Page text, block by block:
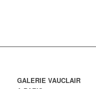
GALERIE VAUCLAIR